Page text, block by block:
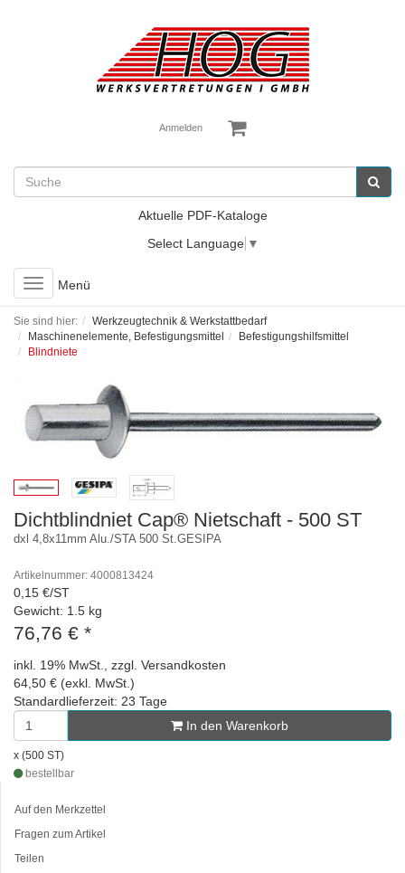
Anmelden
Aktuelle PDF-Kataloge
Select Language ▼
Toggle
navigation
Menü
Sie sind hier:
Werkzeugtechnik & Werkstattbedarf
Maschinenelemente, Befestigungsmittel
Befestigungshilfsmittel
Blindniete
Dichtblindniet Cap® Nietschaft - 500 ST
dxl 4,8x11mm Alu./STA 500 St.GESIPA
Artikelnummer: 4000813424
0,15 €/ST
Gewicht: 1.5 kg
76,76 € *
inkl. 19% MwSt., zzgl. Versandkosten
64,50 € (exkl. MwSt.)
Standardlieferzeit: 23 Tage
In den Warenkorb
x (500 ST)
bestellbar
Auf den Merkzettel
Fragen zum Artikel
Teilen